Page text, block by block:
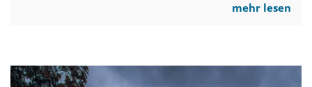
mehr lesen